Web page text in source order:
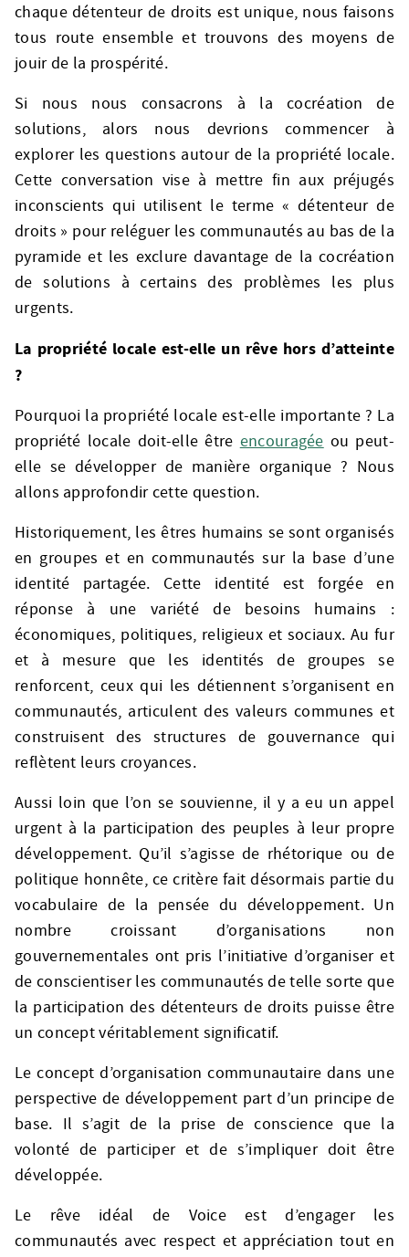
chaque détenteur de droits est unique, nous faisons
tous route ensemble et trouvons des moyens de
jouir de la prospérité.
Si nous nous consacrons à la cocréation de
solutions, alors nous devrions commencer à
explorer les questions autour de la propriété locale.
Cette conversation vise à mettre fin aux préjugés
inconscients qui utilisent le terme « détenteur de
droits » pour reléguer les communautés au bas de la
pyramide et les exclure davantage de la cocréation
de solutions à certains des problèmes les plus
urgents.
La propriété locale est-elle un rêve hors d’atteinte
?
Pourquoi la propriété locale est-elle importante ? La
propriété locale doit-elle être encouragée ou peut-
elle se développer de manière organique ? Nous
allons approfondir cette question.
Historiquement, les êtres humains se sont organisés
en groupes et en communautés sur la base d’une
identité partagée. Cette identité est forgée en
réponse à une variété de besoins humains :
économiques, politiques, religieux et sociaux. Au fur
et à mesure que les identités de groupes se
renforcent, ceux qui les détiennent s’organisent en
communautés, articulent des valeurs communes et
construisent des structures de gouvernance qui
reflètent leurs croyances.
Aussi loin que l’on se souvienne, il y a eu un appel
urgent à la participation des peuples à leur propre
développement. Qu’il s’agisse de rhétorique ou de
politique honnête, ce critère fait désormais partie du
vocabulaire de la pensée du développement. Un
nombre croissant d’organisations non
gouvernementales ont pris l’initiative d’organiser et
de conscientiser les communautés de telle sorte que
la participation des détenteurs de droits puisse être
un concept véritablement significatif.
Le concept d’organisation communautaire dans une
perspective de développement part d’un principe de
base. Il s’agit de la prise de conscience que la
volonté de participer et de s’impliquer doit être
développée.
Le rêve idéal de Voice est d’engager les
communautés avec respect et appréciation tout en